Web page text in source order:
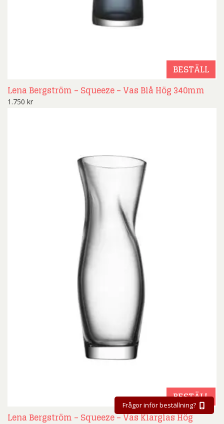
BESTÄLL
Lena Bergström – Squeeze – Vas Blå Hög 340mm
1.750 kr
BESTÄLL
Lena Bergström – Squeeze – Vas Klarglas Hög
Frågor inför beställning?